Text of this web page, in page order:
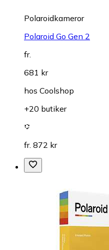
Polaroidkameror
Polaroid Go Gen 2
fr.
681 kr
hos Coolshop
+20 butiker
fr. 872 kr